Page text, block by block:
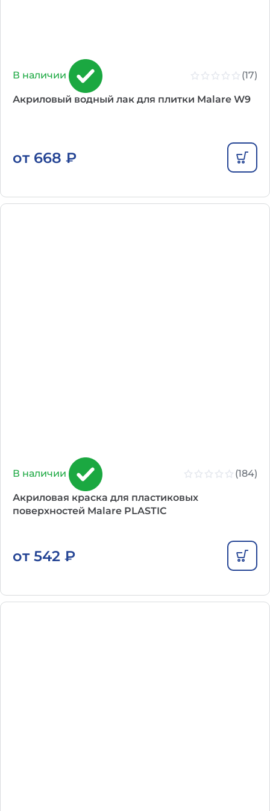
В наличии (17)
Акриловый водный лак для плитки Malare W9
от 668 ₽
В наличии (184)
Акриловая краска для пластиковых
поверхностей Malare PLASTIC
от 542 ₽